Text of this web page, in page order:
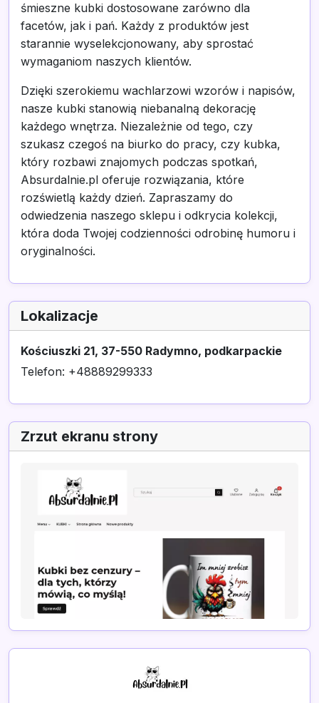
śmieszne kubki dostosowane zarówno dla
facetów, jak i pań. Każdy z produktów jest
starannie wyselekcjonowany, aby sprostać
wymaganiom naszych klientów.
Dzięki szerokiemu wachlarzowi wzorów i napisów,
nasze kubki stanowią niebanalną dekorację
każdego wnętrza. Niezależnie od tego, czy
szukasz czegoś na biurko do pracy, czy kubka,
który rozbawi znajomych podczas spotkań,
Absurdalnie.pl oferuje rozwiązania, które
rozświetlą każdy dzień. Zapraszamy do
odwiedzenia naszego sklepu i odkrycia kolekcji,
która doda Twojej codzienności odrobinę humoru i
oryginalności.
Lokalizacje
Kościuszki 21, 37-550 Radymno, podkarpackie
Telefon: +48889299333
Zrzut ekranu strony